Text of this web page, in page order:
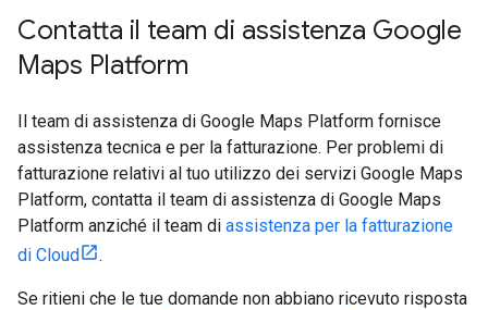
Contatta il team di assistenza Google
Maps Platform
Il team di assistenza di Google Maps Platform fornisce
assistenza tecnica e per la fatturazione. Per problemi di
fatturazione relativi al tuo utilizzo dei servizi Google Maps
Platform, contatta il team di assistenza di Google Maps
Platform anziché il team di assistenza per la fatturazione
di Cloud
.
Se ritieni che le tue domande non abbiano ricevuto risposta